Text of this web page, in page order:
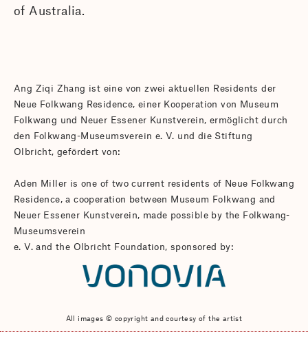
of Australia.
Ang Ziqi Zhang ist eine von zwei aktuellen Residents der
Neue Folkwang Residence, einer Kooperation von Museum
Folkwang und Neuer Essener Kunstverein, ermöglicht durch
den Folkwang-Museumsverein e. V. und die Stiftung
Olbricht, gefördert von:
Aden Miller is one of two current residents of Neue Folkwang
Residence, a cooperation between Museum Folkwang and
Neuer Essener Kunstverein, made possible by the Folkwang-
Museumsverein
e. V. and the Olbricht Foundation, sponsored by:
All images © copyright and courtesy of the artist